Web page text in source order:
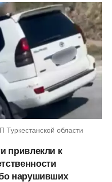
Туркестанской области
привлекли к
нарушивших